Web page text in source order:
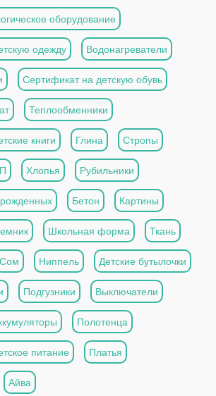
оборудование
одежду Водонагреватели
Сертификат на детскую обувь
Теплообменники
книги Глина Стропы
Хлопья Рубильники
Бетон Картины
Школьная форма Ткань
Сом Ниппель Детские бутылочки
Подгузники Выключатели
Полотенца
питание Платья
Айва